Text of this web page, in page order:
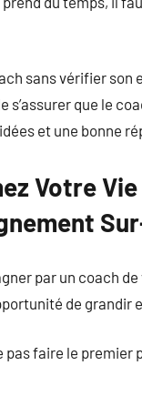
sans vérifier son
s’assurer que le
et une bonne
Votre
par un coach de
de grandir
pas faire le premier